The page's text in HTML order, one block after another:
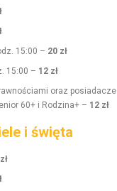
15:00 – 20 zł
15:00 – 12 zł
oraz posi­adacze
60+ i Rodz­i­na+ – 12 zł
i święta